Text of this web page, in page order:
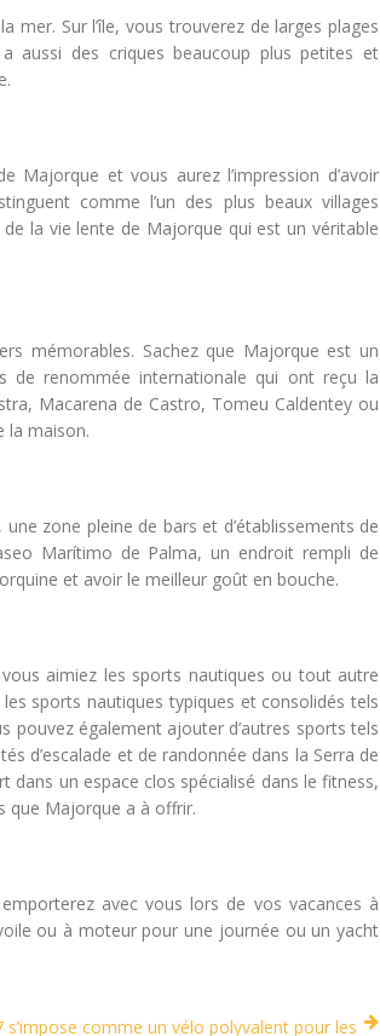
Sur l’île, vous trouverez de larges plages
aussi des criques beaucoup plus petites et
Majorque et vous aurez l’impression d’avoir
comme l’un des plus beaux villages
la vie lente de Majorque qui est un véritable
mémorables. Sachez que Majorque est un
de renommée internationale qui ont reçu la
Macarena de Castro, Tomeu Caldentey ou
la maison.
zone pleine de bars et d’établissements de
Marítimo de Palma, un endroit rempli de
et avoir le meilleur goût en bouche.
aimiez les sports nautiques ou tout autre
sports nautiques typiques et consolidés tels
pouvez également ajouter d’autres sports tels
d’escalade et de randonnée dans la Serra de
un espace clos spécialisé dans le fitness,
que Majorque a à offrir.
avec vous lors de vos vacances à
ou à moteur pour une journée ou un yacht
s’impose comme un vélo polyvalent pour les